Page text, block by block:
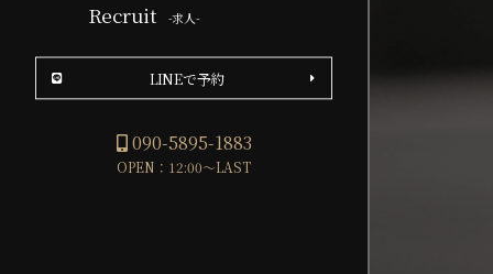
Recruit -求人-
LINEで予約
090-5895-1883
OPEN：12:00～LAST